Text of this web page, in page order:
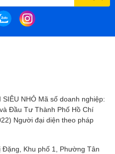
NHỎ Mã số doanh nghiệp:
Đầu Tư Thành Phố Hồ Chí
Người đại diện theo pháp
Đặng, Khu phố 1, Phường Tân